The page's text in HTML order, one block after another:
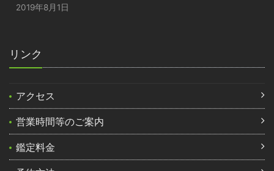
2019年8月1日
リンク
アクセス
営業時間等のご案内
鑑定料金